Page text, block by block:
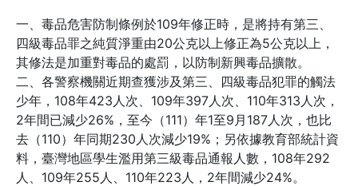
一、毒品危害防制條例於109年修正時，是將持有第三、
四級毒品罪之純質淨重由20公克以上修正為5公克以上，
其修法是加重對毒品的處罰，以防制新興毒品擴散。
二、各警察機關近期查獲涉及第三、四級毒品犯罪的觸法
少年，108年423人次、109年397人次、110年313人次，
2年間已減少26%，至今（111）年1至9月187人次，也比
去（110）年同期230人次減少19%；另依據教育部統計資
料，臺灣地區學生濫用第三級毒品通報人數，108年292
人、109年255人、110年223人，2年間減少24%。